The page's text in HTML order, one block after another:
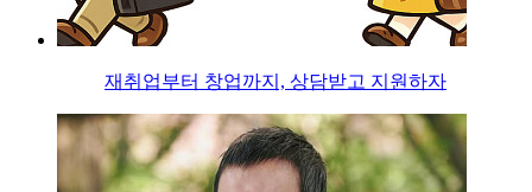
재취업부터 창업까지, 상담받고 지원하자